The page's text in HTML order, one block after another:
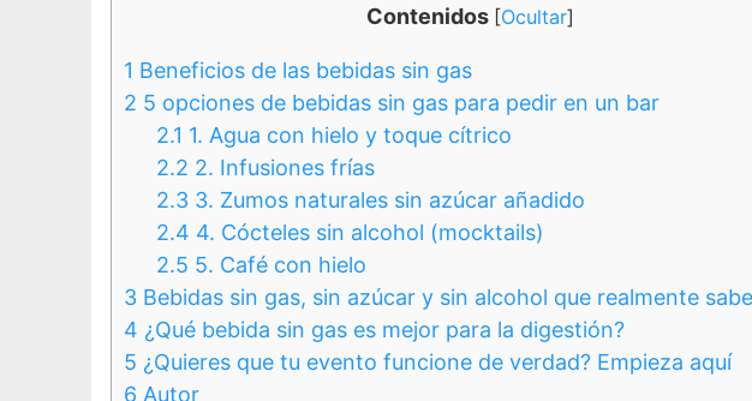
Contenidos [Ocultar]
1 Beneficios de las bebidas sin gas
2 5 opciones de bebidas sin gas para pedir en un bar
2.1 1. Agua con hielo y toque cítrico
2.2 2. Infusiones frías
2.3 3. Zumos naturales sin azúcar añadido
2.4 4. Cócteles sin alcohol (mocktails)
2.5 5. Café con hielo
3 Bebidas sin gas, sin azúcar y sin alcohol que realmente
4 ¿Qué bebida sin gas es mejor para la digestión?
5 ¿Quieres que tu evento funcione de verdad? Empieza aquí
6 Autor